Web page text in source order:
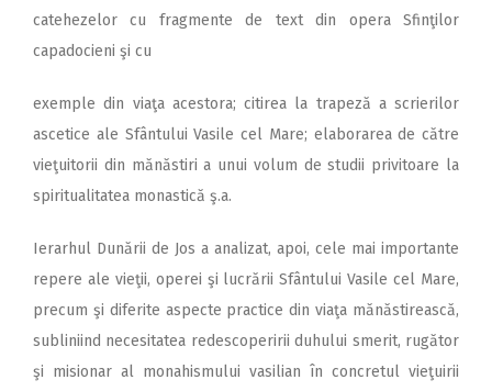
catehezelor cu fragmente de text din opera Sfinţilor
capadocieni şi cu
exemple din viaţa acestora; citirea la trapeză a scrierilor
ascetice ale Sfântului Vasile cel Mare; elaborarea de către
vieţuitorii din mănăstiri a unui volum de studii privitoare la
spiritualitatea monastică ş.a.
Ierarhul Dunării de Jos a analizat, apoi, cele mai importante
repere ale vieţii, operei şi lucrării Sfântului Vasile cel Mare,
precum şi diferite aspecte practice din viaţa mănăstirească,
subliniind necesitatea redescoperirii duhului smerit, rugător
şi misionar al monahismului vasilian în concretul vieţuirii